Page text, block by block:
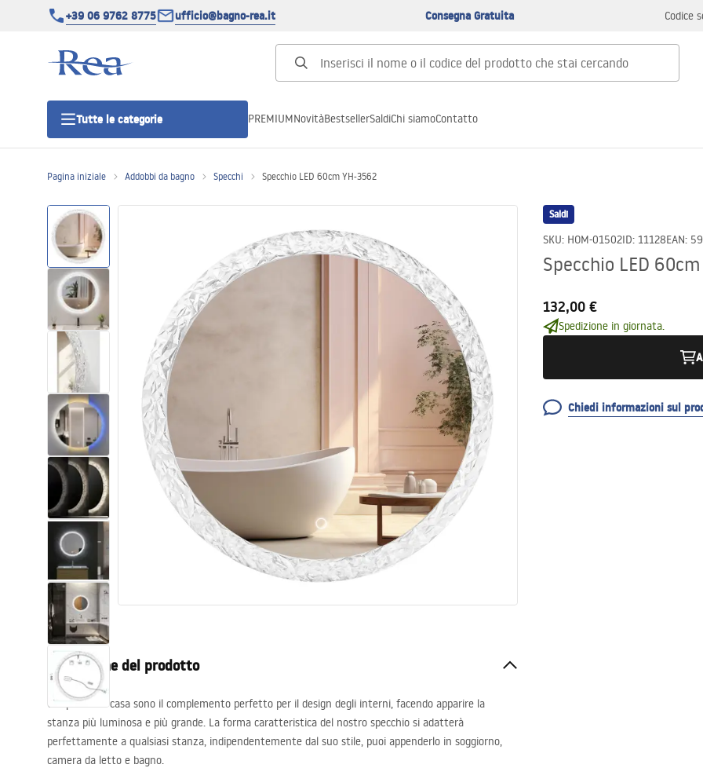
+39 06 9762 8775 ufficio@bagno-rea.it Consegna Gratuita Codice
Tutte le categorie
Porte doccia
Piatti doccia da bagno
Canaline di scarico
Set di vaso WC e bidet
Lavabi
Vasche da bagno e schermi vasca
Rubinetti da bagno
Cucina
Accessori e mobili da bagno
PREMIUMNovitàBestsellerSaldiChi siamoContatto
Pagina iniziale Addobbi da bagno Specchi Specchio LED 60cm YH-3562
Saldi
SKU: HOM-01502ID: 11128EAN:
Specchio LED
132,00 €
Spedizione in giornata.
Chiedi informazioni sul
Descrizione del prodotto
Gli specchi in casa sono il complemento perfetto per il design degli interni, facendo apparire la
stanza più luminosa e più grande. La forma caratteristica del nostro specchio si adatterà
perfettamente a qualsiasi stanza, indipendentemente dal suo stile, puoi appenderlo in soggiorno,
camera da letto e bagno.